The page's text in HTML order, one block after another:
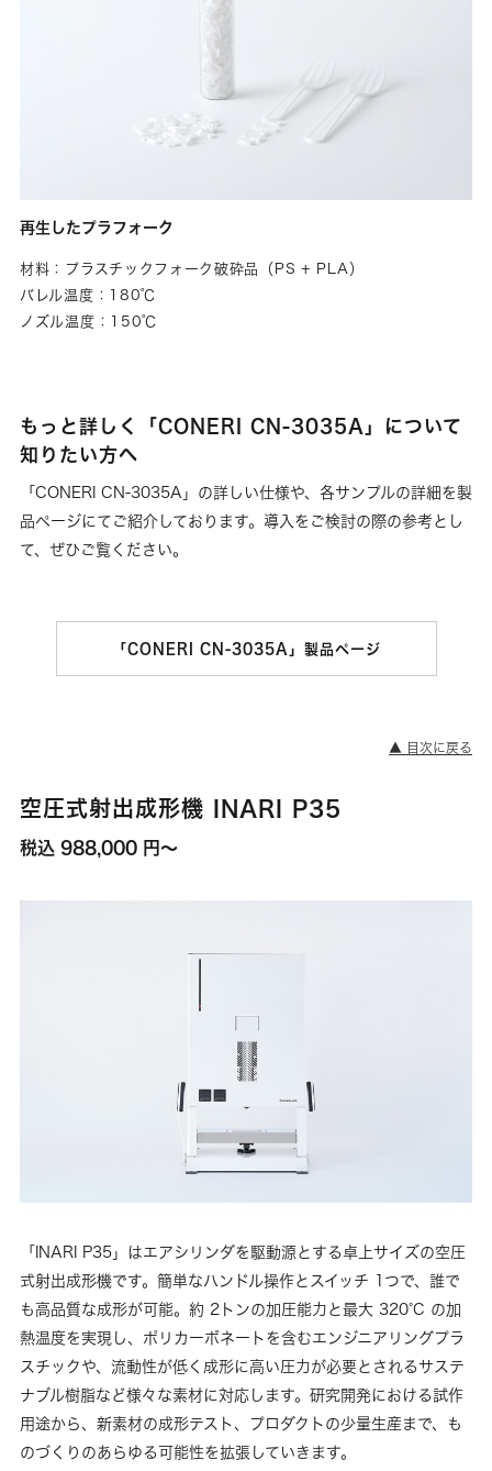
再生したプラフォーク
材料：プラスチックフォーク破砕品（PS + PLA）
バレル温度：180℃
ノズル温度：150℃
もっと詳しく「CONERI CN-3035A」について
知りたい方へ
「CONERI CN-3035A」の詳しい仕様や、各サンプルの詳細を製
品ページにてご紹介しております。導入をご検討の際の参考とし
て、ぜひご覧ください。
「CONERI CN-3035A」製品ページ
▲ 目次に戻る
空圧式射出成形機 INARI P35
税込 988,000 円～
「INARI P35」はエアシリンダを駆動源とする卓上サイズの空圧
式射出成形機です。簡単なハンドル操作とスイッチ 1つで、誰で
も高品質な成形が可能。約 2トンの加圧能力と最大 320°C の加
熱温度を実現し、ポリカーボネートを含むエンジニアリングプラ
スチックや、流動性が低く成形に高い圧力が必要とされるサステ
ナブル樹脂など様々な素材に対応します。研究開発における試作
用途から、新素材の成形テスト、プロダクトの少量生産まで、も
のづくりのあらゆる可能性を拡張していきます。